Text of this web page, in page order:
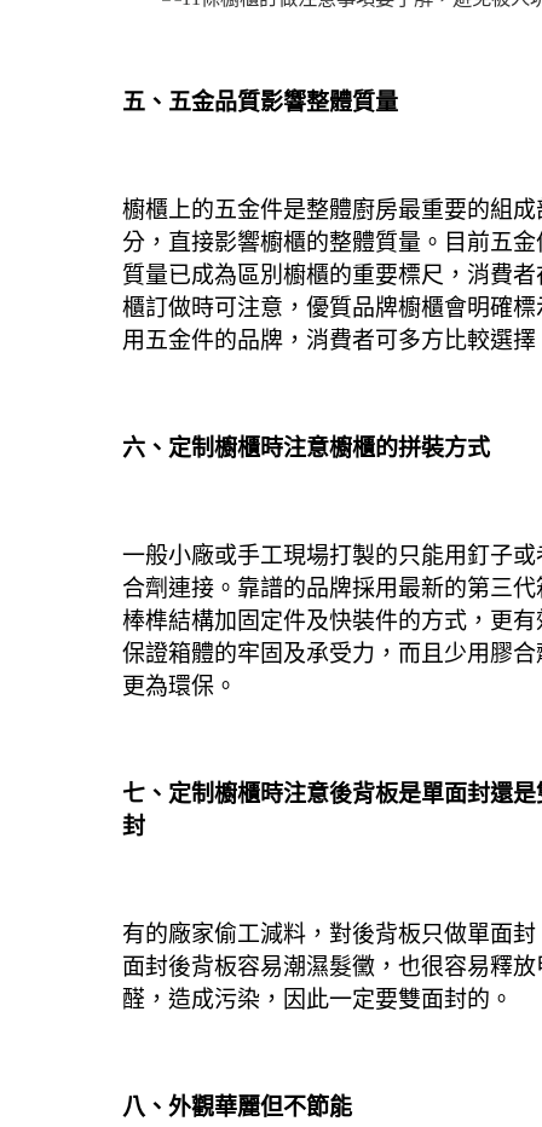
五、五金品質影響整體質量
櫥櫃上的五金件是整體廚房最重要的組成
分，直接影響櫥櫃的整體質量。 目前五
質量已成為區別櫥櫃的重要標尺，消費者
櫃訂做時可注意，優質品牌櫥櫃會明確標
用五金件的品牌，消費者可多方比較選擇
六、定制櫥櫃時注意櫥櫃的拼裝方式
一般小廠或手工現場打製的只能用釘子或
合劑連接。 靠譜的品牌採用最新的第三代
棒榫結構加固定件及快裝件的方式，更有
保證箱體的牢固及承受力，而且少用膠合
更為環保。
七、定制櫥櫃時注意後背板是單面封還是
封
有的廠家偷工減料，對後背板只做單面封
面封後背板容易潮濕髮黴，也很容易釋放
醛，造成污染，因此一定要雙面封的。
八、外觀華麗但不節能